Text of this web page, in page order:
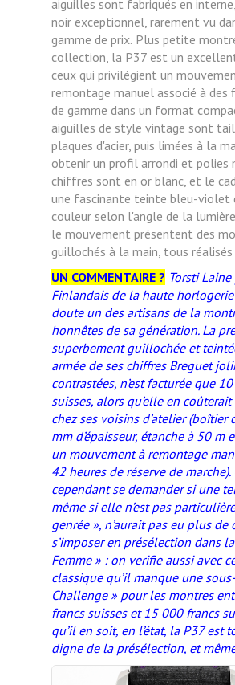
aiguilles sont fabriqués en
noir exceptionnel, rarement vu
gamme de prix. Plus petite
collection, la P37 est un
ceux qui privilégient un
remontage manuel associé à des
de gamme dans un format
aiguilles de style vintage sont
plaques d'acier, puis limées à la
obtenir un profil arrondi et polies
chiffres sont en or blanc, et le
une fascinante teinte bleu-violet
couleur selon l'angle de la
le mouvement présentent des
guillochés à la main, tous réalisés
UN COMMENTAIRE ? Torsti
Finlandais de la haute
doute un des artisans de la
honnêtes de sa génération. La
superbement guillochée et
armée de ses chiffres Breguet
contrastées, n’est facturée que
suisses, alors qu’elle en
chez ses voisins d’atelier (boîtier
mm d’épaisseur, étanche à 50 m
un mouvement à remontage
42 heures de réserve de
cependant se demander si une
même si elle n’est pas
genrée », n’aurait pas eu plus de
s’imposer en présélection dans
Femme » : on verifie aussi avec
classique qu’il manque une
Challenge » pour les montres
francs suisses et 15 000 francs
qu’il en soit, en l’état, la P37 est
digne de la présélection, et